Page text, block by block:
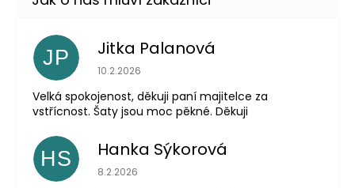
JP Jitka Palanová
Hodnocení obchodu je 5 z 5 hvězdiček.
10.2.2026
Velká spokojenost, děkuji paní majitelce za
vstřícnost. Šaty jsou moc pěkné. Děkuji
HS Hanka Sýkorová
Hodnocení obchodu je 5 z 5 hvězdiček.
8.2.2026